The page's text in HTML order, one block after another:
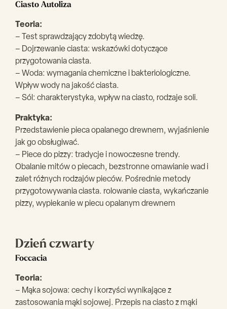
Ciasto Autoliza
Teoria:
– Test sprawdzający zdobytą wiedzę.
– Dojrzewanie ciasta: wskazówki dotyczące
przygotowania ciasta.
– Woda: wymagania chemiczne i bakteriologiczne.
Wpływ wody na jakość ciasta.
– Sól: charakterystyka, wpływ na ciasto, rodzaje soli.
Praktyka:
Przedstawienie pieca opalanego drewnem, wyjaśnienie
jak go obsługiwać.
– Piece do pizzy: tradycje i nowoczesne trendy.
Obalanie mitów o piecach, bezstronne omawianie wad i
zalet różnych rodzajów pieców. Pośrednie metody
przygotowywania ciasta. rolowanie ciasta, wykańczanie
pizzy, wypiekanie w piecu opalanym drewnem
Dzień czwarty
Foccacia
Teoria:
– Mąka sojowa: cechy i korzyści wynikające z
zastosowania mąki sojowej. Przepis na ciasto z mąki